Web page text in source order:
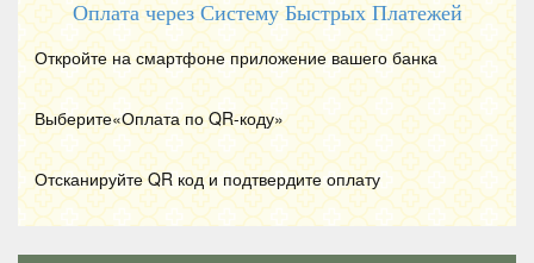
Оплата через Систему Быстрых Платежей
Откройте на смартфоне приложение вашего банка
Выберите«Оплата по QR-коду»
Отсканируйте QR код и подтвердите оплату